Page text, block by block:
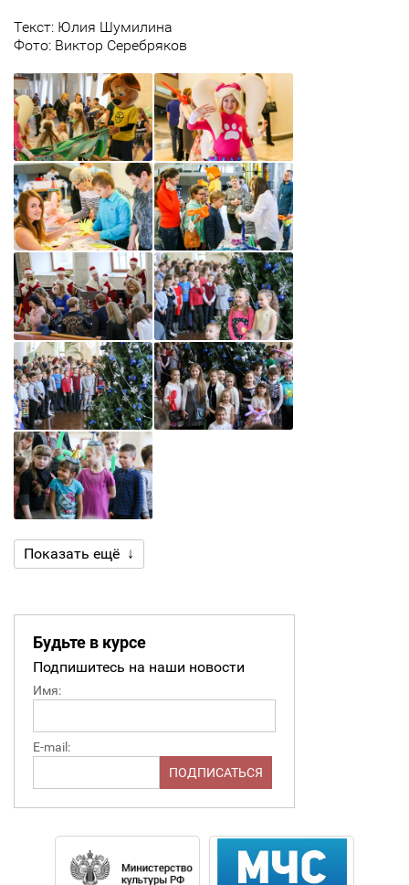
Текст: Юлия Шумилина
Фото: Виктор Серебряков
Показать ещё ↓
Будьте в курсе
Подпишитесь на наши новости
Имя:
E-mail: